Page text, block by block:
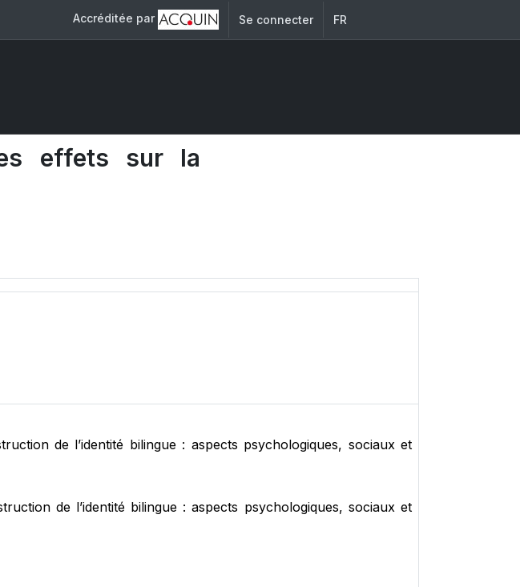
Accréditée par Se connecter FR
effets sur la
de l’identité bilingue : aspects psychologiques, sociaux et
de l’identité bilingue : aspects psychologiques, sociaux et